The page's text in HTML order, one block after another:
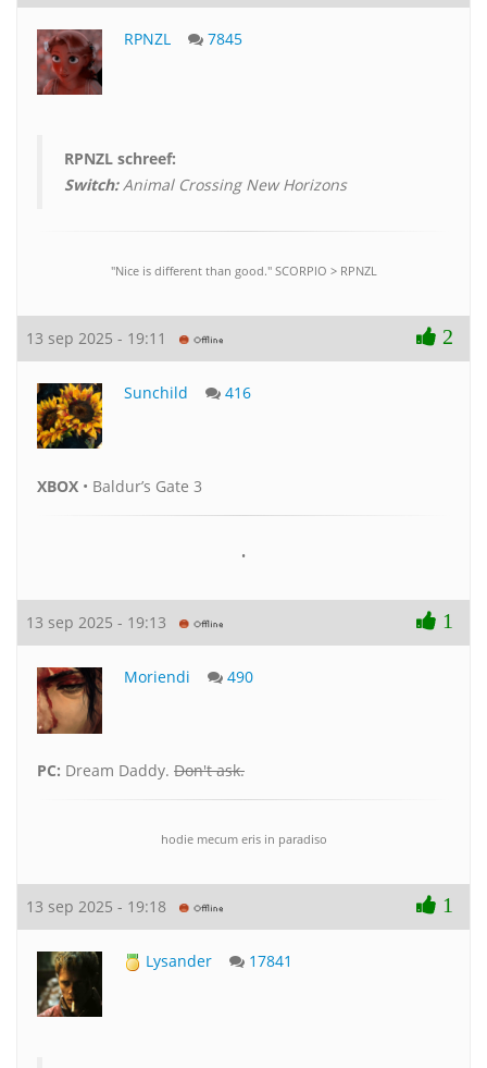
RPNZL 7845
RPNZL schreef:
Switch:Animal Crossing New Horizons
"Nice is different than good." SCORPlO > RPNZL
13 sep 2025 - 19:11 2
Sunchild 416
XBOX • Baldur’s Gate 3
•
13 sep 2025 - 19:13 1
Moriendi 490
PC: Dream Daddy. Don't ask.
hodie mecum eris in paradiso
13 sep 2025 - 19:18 1
Lysander 17841